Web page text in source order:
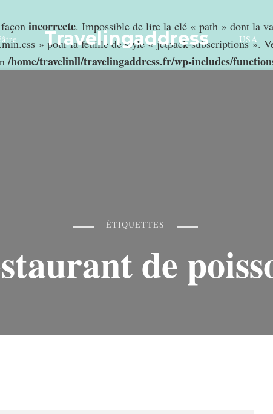
incorrecte. Impossible de lire la clé « path » dont la
» pour la feuille de style « jetpack-subscriptions ».
/home/travelinll/travelingaddress.fr/wp-includes/
Travelingaddress USA
ÉTIQUETTES
de